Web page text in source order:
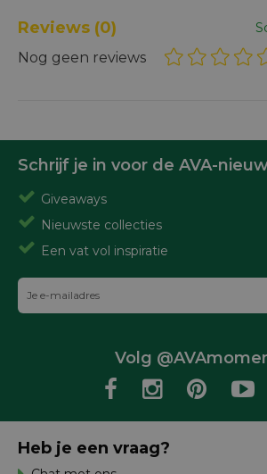
Reviews (0)
Nog geen reviews
Schrijf je in voor de AVA-
Giveaways
Nieuwste collecties
Een vat vol inspiratie
Volg
Heb je een vraag?